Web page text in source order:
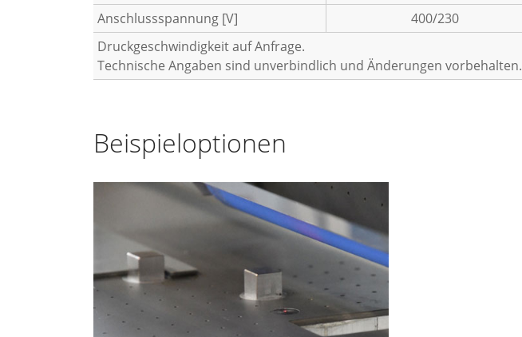
Anschlussspannung [V]
400/230
Druckgeschwindigkeit auf Anfrage.
Technische Angaben sind unverbindlich und Änderungen vorbehalten.
Beispieloptionen